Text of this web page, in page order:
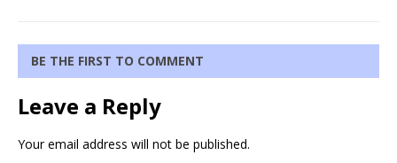
BE THE FIRST TO COMMENT
Leave a Reply
Your email address will not be published.